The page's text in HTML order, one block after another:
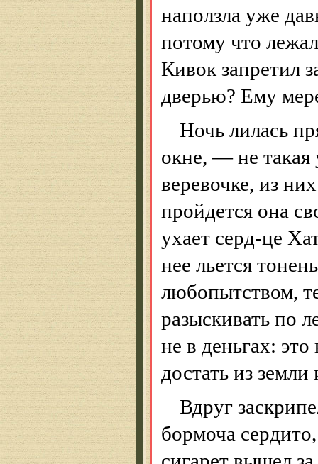
наползла уже
потому что
Кивок запретил
дверью? Ему
Ночь лилась
окне, — не такая
веревочке, из
пройдется она
ухает серд-це
нее льется
любопытством,
разыскивать по
не в деньгах:
достать из
Вдруг
бормоча